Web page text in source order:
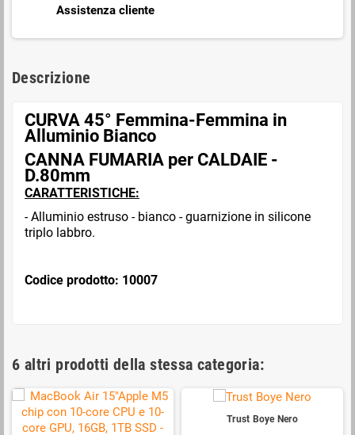
Assistenza cliente
Descrizione
CURVA 45° Femmina-Femmina in
Alluminio Bianco
CANNA FUMARIA per CALDAIE -
D.80mm
CARATTERISTICHE:
- Alluminio estruso - bianco - guarnizione in silicone
triplo labbro.
Codice prodotto: 10007
6 altri prodotti della stessa categoria:
Trust Boye Nero